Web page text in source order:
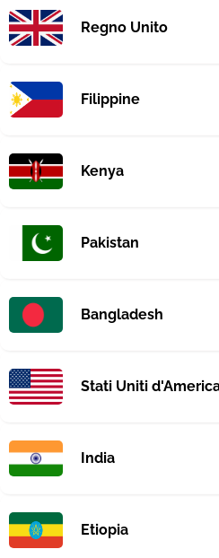
Regno Unito
Filippine
Kenya
Pakistan
Bangladesh
Stati Uniti
India
Etiopia